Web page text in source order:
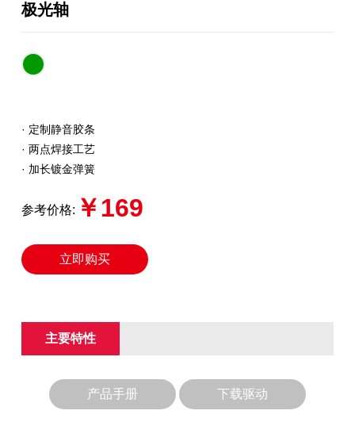
极光轴
· 定制静音胶条
· 两点焊接工艺
· 加长镀金弹簧
参考价格: ￥169
立即购买
主要特性
产品手册 下载驱动